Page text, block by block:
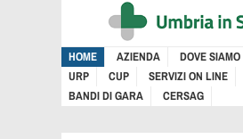
HOME AZIENDA DOVE SIAMO
URP
CUP SERVIZI ON LINE
BANDI DI GARA
CERSAG